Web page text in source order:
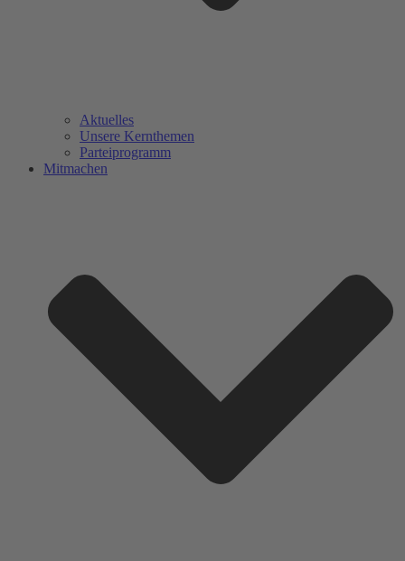
Aktuelles
Unsere Kernthemen
Parteiprogramm
Mitmachen